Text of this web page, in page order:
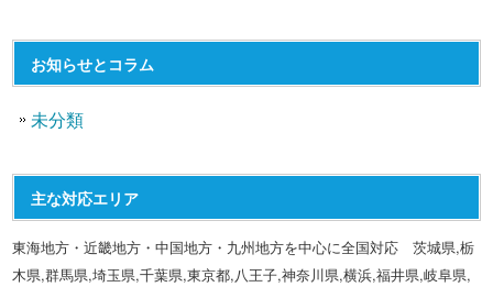
お知らせとコラム
未分類
主な対応エリア
東海地方・近畿地方・中国地方・九州地方を中心に全国対応 茨城県,栃
木県,群馬県,埼玉県,千葉県,東京都,八王子,神奈川県,横浜,福井県,岐阜県,